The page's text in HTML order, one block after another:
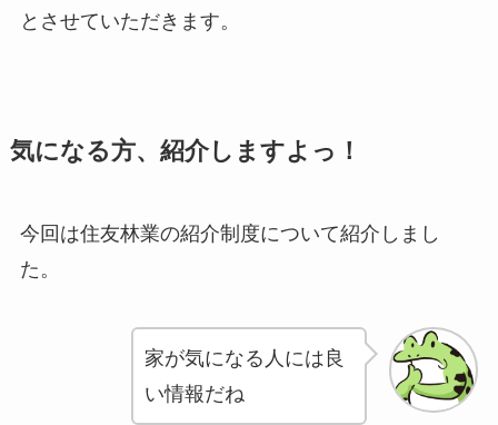
とさせていただきます。
気になる方、紹介しますよっ！
今回は住友林業の紹介制度について紹介しまし
た。
家が気になる人には良
い情報だね